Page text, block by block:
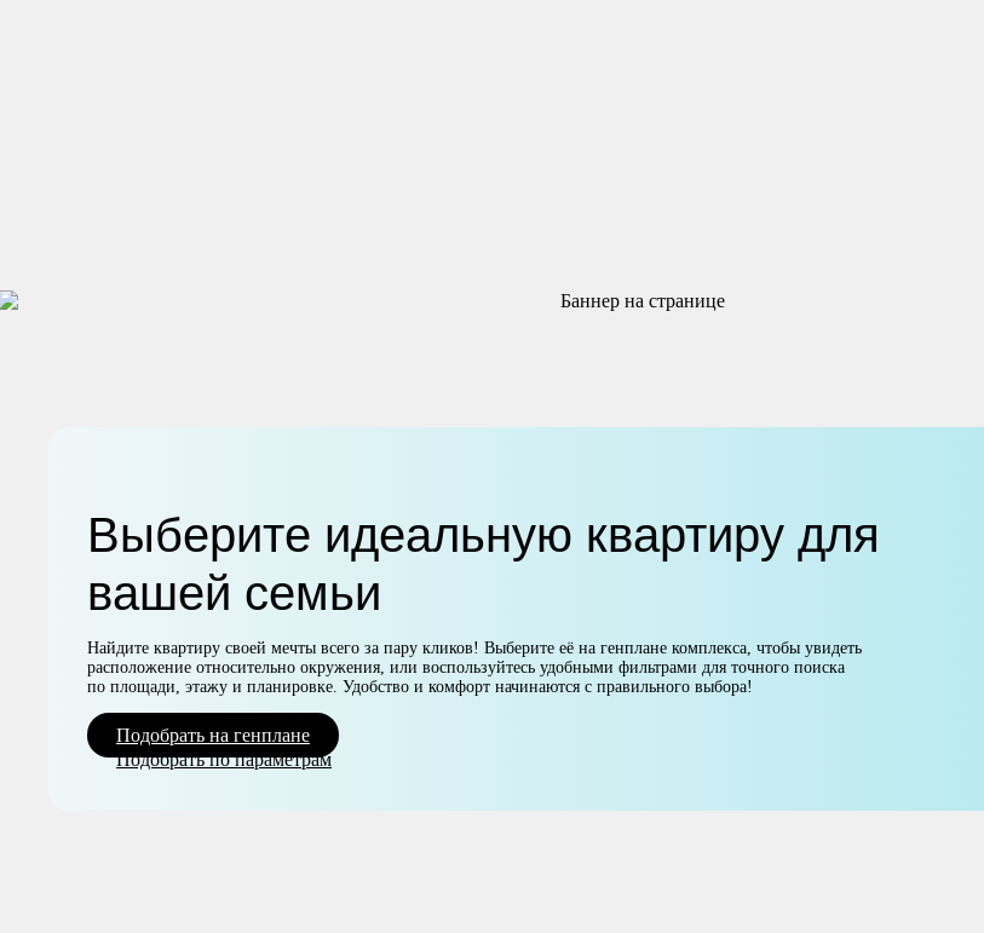
Выберите идеальную квартиру для
вашей семьи
Найдите квартиру своей мечты всего за пару кликов! Выберите её на генплане комплекса, чтобы увидеть
расположение относительно окружения, или воспользуйтесь удобными фильтрами для точного поиска
по площади, этажу и планировке. Удобство и комфорт начинаются с правильного выбора!
Подобрать на генплане
Подобрать по параметрам